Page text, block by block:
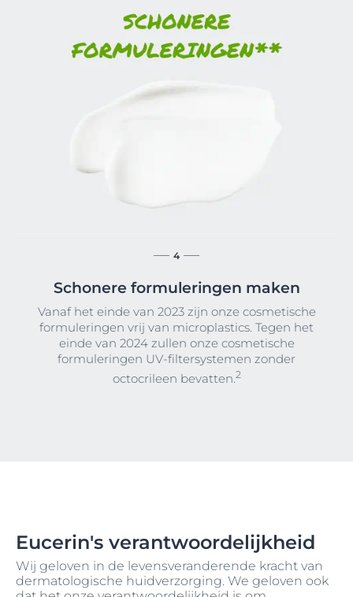
4
Schonere formuleringen maken
Vanaf het einde van 2023 zijn onze cosmetische
formuleringen vrij van microplastics. Tegen het
einde van 2024 zullen onze cosmetische
formuleringen UV-filtersystemen zonder
octocrileen bevatten. 2
Eucerin's verantwoordelijkheid
Wij geloven in de levensveranderende kracht van
dermatologische huidverzorging. We geloven ook